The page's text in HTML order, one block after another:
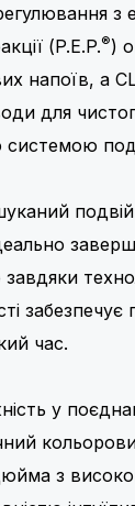
(P.E.P.®)
напоїв, а
для
системою
забезпечує
час.
у
з